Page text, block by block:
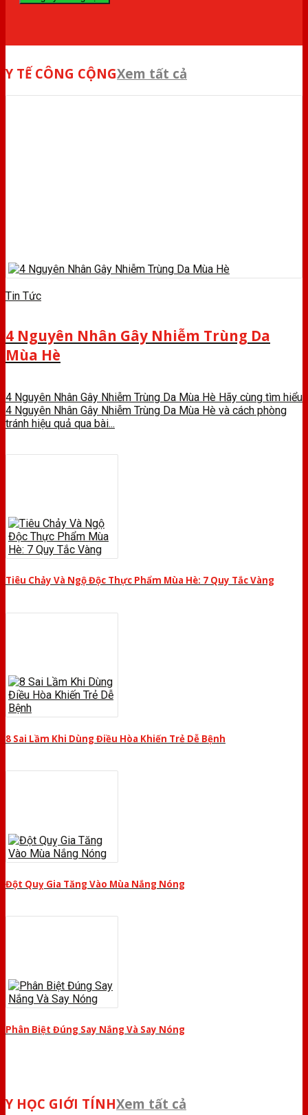
Y TẾ CÔNG CỘNGXem tất cả
Tin Tức
4 Nguyên Nhân Gây Nhiễm Trùng Da
Mùa Hè
4 Nguyên Nhân Gây Nhiễm Trùng Da Mùa Hè Hãy cùng tìm hiểu
4 Nguyên Nhân Gây Nhiễm Trùng Da Mùa Hè và cách phòng
tránh hiệu quả qua bài...
Tiêu Chảy Và Ngộ Độc Thực Phẩm Mùa Hè: 7 Quy Tắc Vàng
8 Sai Lầm Khi Dùng Điều Hòa Khiến Trẻ Dễ Bệnh
Đột Quỵ Gia Tăng Vào Mùa Nắng Nóng
Phân Biệt Đúng Say Nắng Và Say Nóng
Y HỌC GIỚI TÍNHXem tất cả